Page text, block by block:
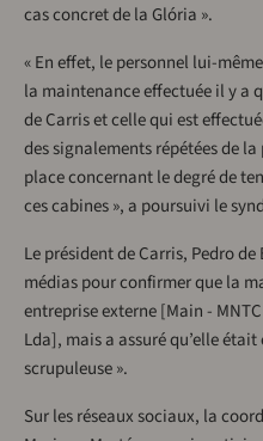
cas concret de la Glória ».
« En effet, le personnel lui-
la maintenance effectuée il y a
de Carris et celle qui est
des signalements répétées de
place concernant le degré de
ces cabines », a poursuivi le
Le président de Carris, Pedro
médias pour confirmer que la
entreprise externe [Main -
Lda], mais a assuré qu’elle
scrupuleuse ».
Sur les réseaux sociaux, la